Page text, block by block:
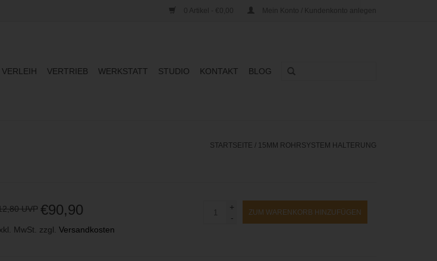
0 Artikel - €0,00 Mein Konto / Kundenkonto anlegen
VERLEIH VERTRIEB WERKSTATT STUDIO KONTAKT BLOG
STARTSEITE / 15MM ROHRSYSTEM HALTERUNG
UVP €90,90
MwSt. zzgl. Versandkosten
+
-
ZUM WARENKORB HINZUFÜGEN